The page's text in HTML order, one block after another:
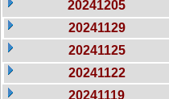
20241205
20241129
20241125
20241122
20241119